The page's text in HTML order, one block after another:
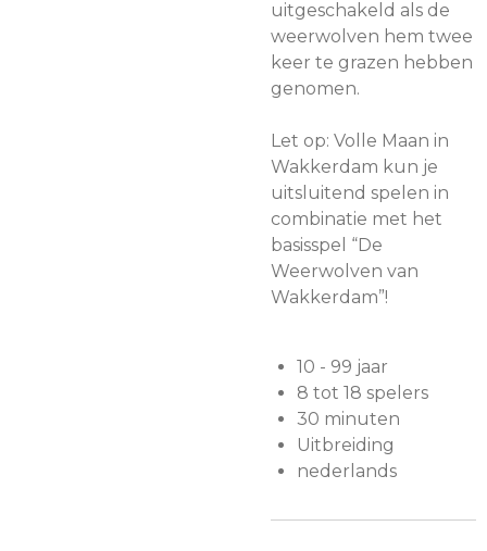
uitgeschakeld als de
weerwolven hem twee
keer te grazen hebben
genomen.
Let op: Volle Maan in
Wakkerdam kun je
uitsluitend spelen in
combinatie met het
basisspel “De
Weerwolven van
Wakkerdam”!
10 - 99 jaar
8 tot 18 spelers
30 minuten
Uitbreiding
nederlands